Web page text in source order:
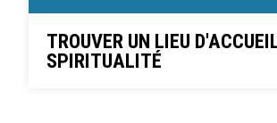
TROUVER UN LIEU
SPIRITUALITÉ